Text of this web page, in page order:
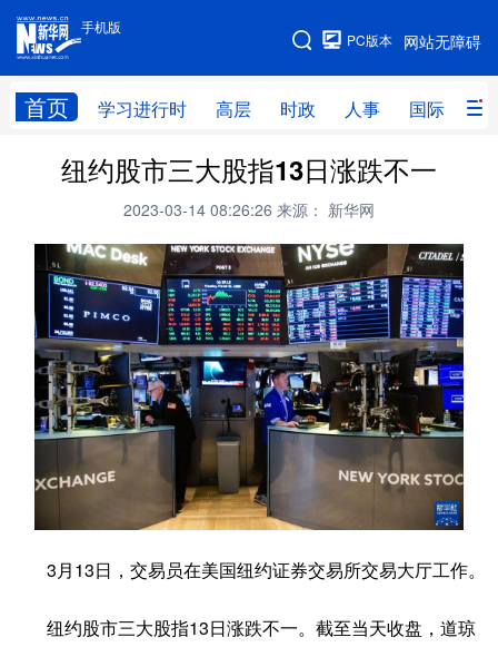
手机版
网站无障碍
PC版本
首页 学习进行时 高层 时政 人事 国际 财
手机版
网站地图
学习进行时 高层 时政 人事
财经 网评
台湾 思客智库 全球连线 教育
科技 科创 量子 体育
文化 书画 健康 军事
访谈 视频 图片 政务
中央文件 金融
食品 人居 数字经济
彩票 娱乐 时尚 悦读
纽约股市三大股指13日涨跌不一
2023-03-14 08:26:26 来源： 新华网
3月13日，交易员在美国纽约证券交易所交易大厅工作。
纽约股市三大股指13日涨跌不一。截至当天收盘，道琼